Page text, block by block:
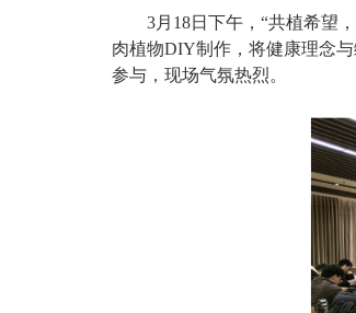
3月18日下午，“共植希望
肉植物DIY制作，将健康理念
参与，现场气氛热烈。